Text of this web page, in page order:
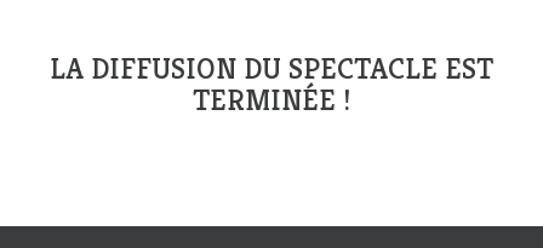
LA DIFFUSION DU SPECTACLE EST
TERMINÉE !